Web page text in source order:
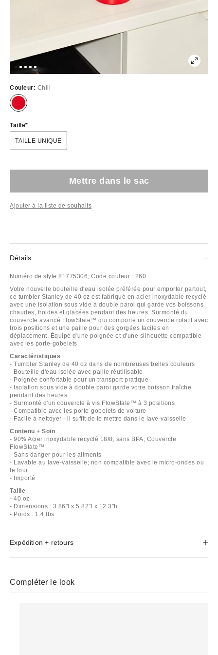
Couleur: Chili
Taille
TAILLE UNIQUE
Mettre dans le sac
Ajouter à la liste de souhaits
Détails
Numéro de style 81775306; Code couleur : 260
Votre nouvelle bouteille d'eau isolée préférée pour emporter partout,
ce tumbler Stanley de 40 oz est fabriqué en acier inoxydable recyclé
avec une isolation sous vide à double paroi qui garde vos boissons
chaudes, froides et glacées pendant des heures. Surmonté du
couvercle avancé FlowState™ qui comporte un couvercle rotatif avec
trois positions et une paille pour des gorgées faciles en
déplacement. Équipé d'une poignée et d'une silhouette compatible
avec les porte-gobelets.
Caractéristiques
- Tumbler Stanley de 40 oz dans de nombreuses belles couleurs
- Bouteille d'eau isolée avec paille réutilisable
- Poignée confortable pour un transport pratique
- Isolation sous vide à double paroi garde votre boisson fraîche
pendant des heures
- Surmonté d'un couvercle à vis FlowState™ à 3 positions
- Compatible avec les porte-gobelets de voiture
- Facile à nettoyer - il suffit de le mettre dans le lave-vaisselle
Contenu + Soin
- 90% Acier inoxydable recyclé 18/8, sans BPA; Couvercle
FlowState™
- Sans danger pour les aliments
- Lavable au lave-vaisselle; non compatible avec le micro-ondes ou
le four
- Importé
Taille
- 40 oz
- Dimensions : 3.86"l x 5.82"l x 12.3"h
- Poids : 1.4 lbs
Expédition + retours
Compléter le look